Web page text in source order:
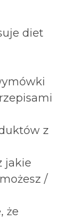
diet
z
jakie
/
że